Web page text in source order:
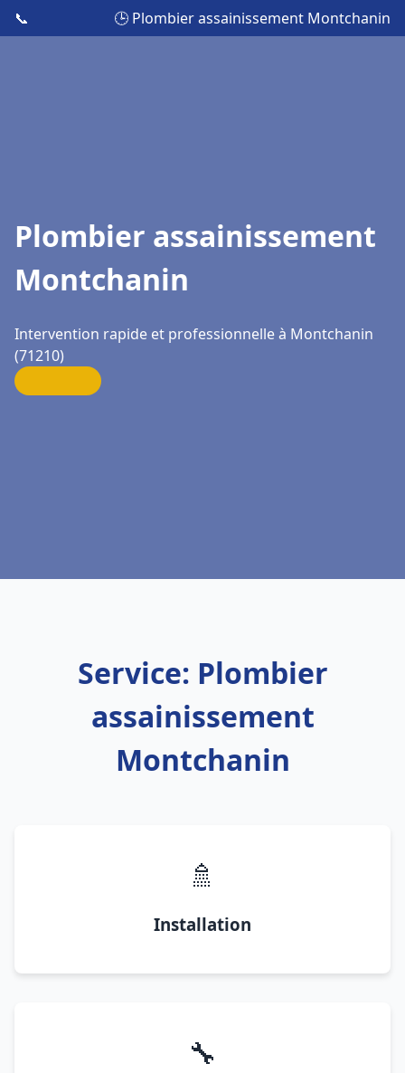
📞 🕒 Plombier assainissement Montchanin
Plombier assainissement
Montchanin
Intervention rapide et professionnelle à Montchanin
(71210)
Service: Plombier
assainissement
Montchanin
🚿
Installation
🔧